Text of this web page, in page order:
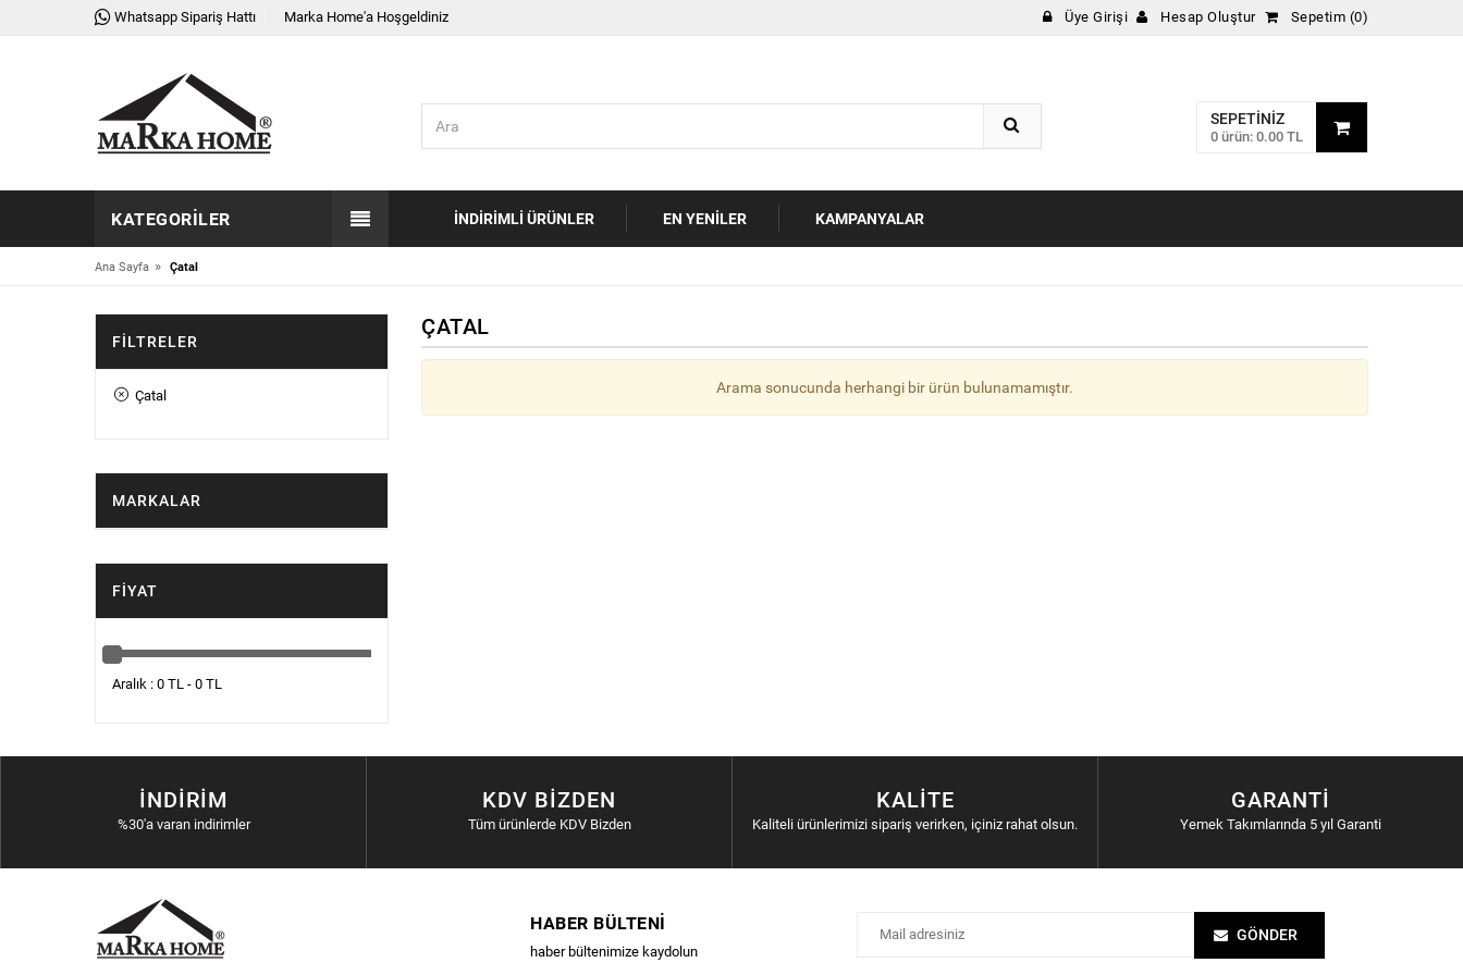
Whatsapp Sipariş Hattı Marka Home'a Hoşgeldiniz Üye Girişi Hesap Oluştur Sepetim (0)
SEPETINIZ
0 ürün: 0.00 TL
KATEGORILER İNDIRIMLI ÜRÜNLER EN YENILER KAMPANYALAR
Ana Sayfa » Çatal
ÇATAL
Arama sonucunda herhangi bir ürün bulunamamıştır.
FILTRELER
Çatal
MARKALAR
FIYAT
Aralık : 0 TL - 0 TL
İNDIRIM
%30'a varan indirimler
KDV BIZDEN
Tüm ürünlerde KDV Bizden
KALITE
Kaliteli ürünlerimizi sipariş verirken, içiniz rahat olsun.
GARANTI
Yemek Takımlarında 5 yıl Garanti
HABER BÜLTENI
haber bültenimize kaydolun
GÖNDER